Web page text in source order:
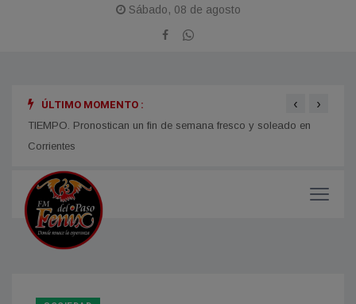
Sábado, 08 de agosto
ÚLTIMO MOMENTO :
TIEMPO. Pronostican un fin de semana fresco y soleado en
Corrientes
‹ ›